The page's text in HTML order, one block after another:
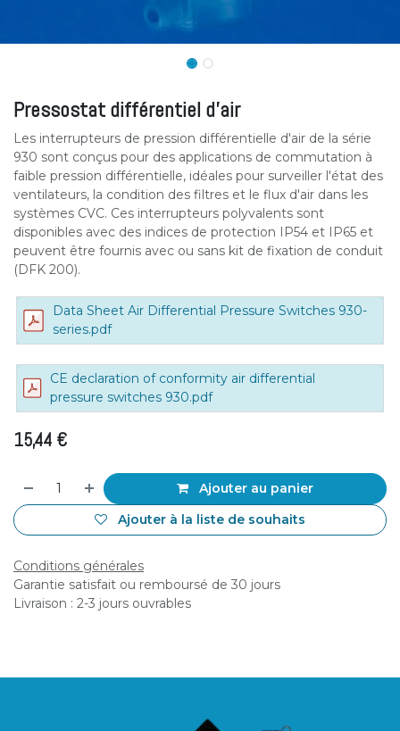
Pressostat différentiel d'air
Les interrupteurs de pression différentielle d'air de la série
930 sont conçus pour des applications de commutation à
faible pression différentielle, idéales pour surveiller l'état des
ventilateurs, la condition des filtres et le flux d'air dans les
systèmes CVC. Ces interrupteurs polyvalents sont
disponibles avec des indices de protection IP54 et IP65 et
peuvent être fournis avec ou sans kit de fixation de conduit
(DFK 200).
Data Sheet Air Differential Pressure Switches 930-
series.pdf
CE declaration of conformity air differential
pressure switches 930.pdf
15,44 €
Ajouter au panier
Ajouter à la liste de souhaits
Conditions générales
Garantie satisfait ou remboursé de 30 jours
Livraison : 2-3 jours ouvrables